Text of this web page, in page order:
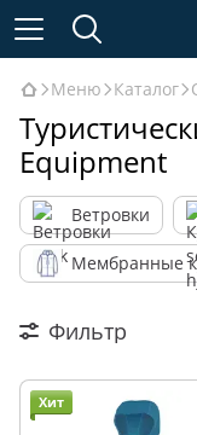
Меню Каталог
Equipment
Ветровки
Мембранные
Фильтр
Хит